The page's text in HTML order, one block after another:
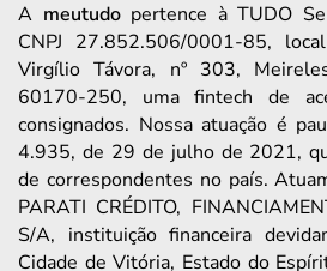
A meutudopertence à TUDO
CNPJ 27.852.506/0001-85,
Virgílio Távora, nº 303,
60170-250, uma fintech de
consignados. Nossa atuação é
4.935, de 29 de julho de 2021,
de correspondentes no país.
PARATI CRÉDITO,
S/A, instituição financeira
Cidade de Vitória, Estado do